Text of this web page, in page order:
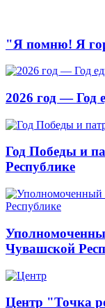
"Я помню! Я
2026 год — Год
Год Победы и
Республике
Чувашской
Центр "Точка